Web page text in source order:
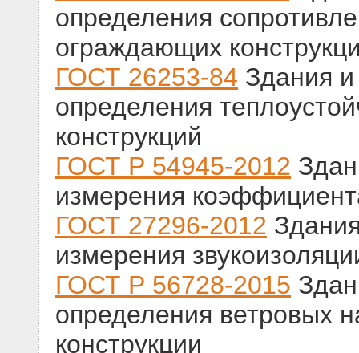
определения
ограждающих
ГОСТ 26253-84 Здания
определения
конструкций
ГОСТ Р 54945-2012
измерения
ГОСТ 27296-2012
измерения
ГОСТ Р 56728-2015
определения ветровых
конструкции